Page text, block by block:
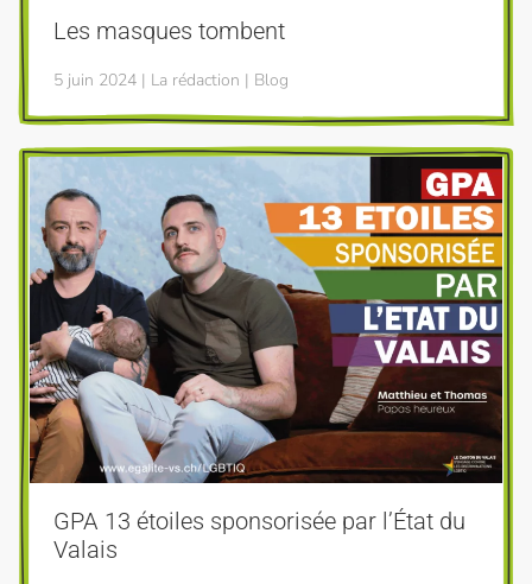
Les masques tombent
5 juin 2024 | La rédaction | Blog
GPA 13 étoiles sponsorisée par l’État du
Valais